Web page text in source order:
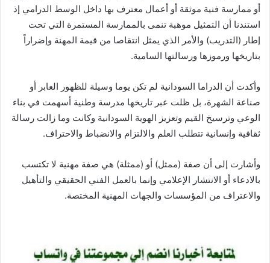
أو ممارسة فنية موثقة أو أعمال معترف بها داخل الوسط الدرامي إذ
استندنا أن التمثيل موهبة تنمى بالممارسة المستمرة التي تحت
إطار (التدريب) والأمر الذي يمثل انتقاصا من قيمة المهنة وإضراراً
بتاريخها ورموزها ورسالتها السامية.
وأكدت أن الدراما السودانية لم تكن يوما وسيلة للظهور العابر أو
صناعة الشهرة، بل ظلت عبر تاريخها مدرسة وطنية أسهمت في بناء
الوعي وترسيخ القيم وتعزيز الهوية السودانية وكانت وما زالت رسالة
ثقافية وإنسانية تتطلب العلم والالتزام والانضباط والاحتراف.
وأشارت إلى أن صفة (ممثل) أو (ممثلة) هي صفة مهنية لا تكتسب
بالادعاء أو الانتشار الإعلامي وإنما بالعمل الفني الحقيقي والتأهيل
والاعتراف من المؤسسات والجهات المهنية المختصة.